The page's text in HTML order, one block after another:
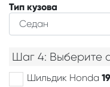
Тип кузова
Шаг 4: Выберите
Шильдик Honda